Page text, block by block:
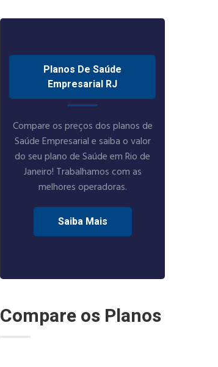
Planos De Saúde
Empresarial RJ
Compare os preços dos planos de
Saúde Empresarial e saiba o valor
do seu plano de Saúde em Rio de
Janeiro! Trabalhamos com as
melhores operadoras.
Saiba Mais
Compare os Planos